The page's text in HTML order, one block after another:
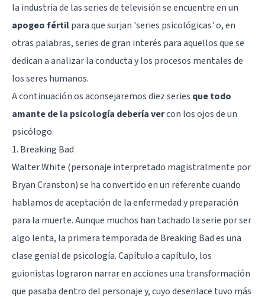
la industria de las series de televisión se encuentre en un
apogeo fértilpara que surjan 'series psicológicas' o, en
otras palabras, series de gran interés para aquellos que se
dedican a analizar la conducta y los procesos mentales de
los seres humanos.
A continuación os aconsejaremos diez series que todo
amante de la psicología debería vercon los ojos de un
psicólogo.
1. Breaking Bad
Walter White (personaje interpretado magistralmente por
Bryan Cranston) se ha convertido en un referente cuando
hablamos de aceptación de la enfermedad y preparación
para la muerte. Aunque muchos han tachado la serie por ser
algo lenta, la primera temporada de Breaking Bades una
clase genial de psicología. Capítulo a capítulo, los
guionistas lograron narrar en acciones una transformación
que pasaba dentro del personaje y, cuyo desenlace tuvo más